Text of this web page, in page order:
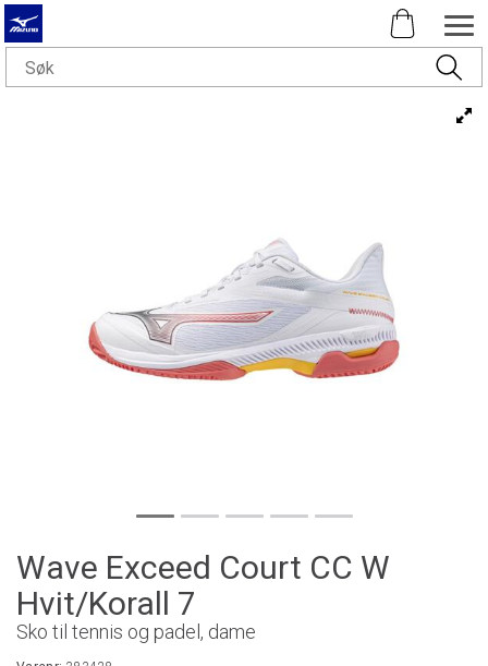
Wave Exceed Court CC W
Hvit/Korall 7
Sko til tennis og padel, dame